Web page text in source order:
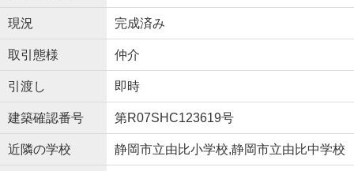
現況 完成済み
取引態様 仲介
引渡し 即時
建築確認番号 第R07SHC123619号
近隣の学校 静岡市立由比小学校,静岡市立由比中学校